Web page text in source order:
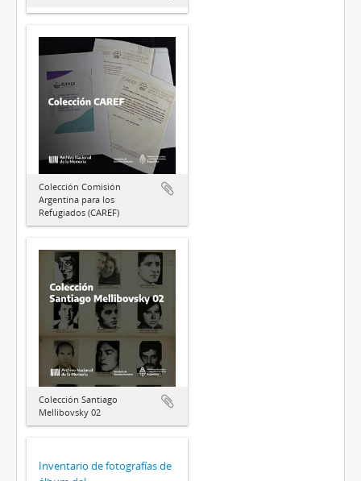
Colección Comisión
Argentina para los
Refugiados (CAREF)
Colección Santiago
Mellibovsky 02
Inventario de fotografías de